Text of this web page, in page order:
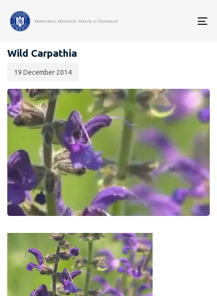
GALERIE VIDEO
Wild Carpathia
publicării:
19 December 2014